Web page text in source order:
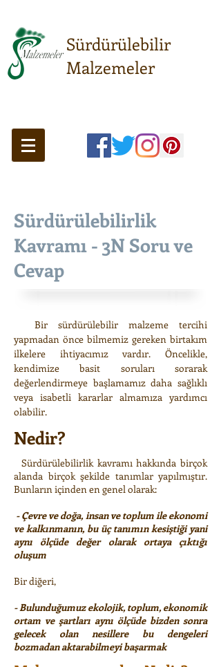
Sürdürülebilir
Malzemeler
Sürdürülebilirlik
Kavramı - 3N Soru ve
Cevap
Bir sürdürülebilir malzeme tercihi
yapmadan önce bilmemiz gereken birtakım
ilkelere ihtiyacımız vardır. Öncelikle,
kendimize basit soruları sorarak
değerlendirmeye başlamamız daha sağlıklı
veya isabetli kararlar almamıza yardımcı
olabilir.
Nedir?
Sürdürülebilirlik kavramı hakkında birçok
alanda birçok şekilde tanımlar yapılmıştır.
Bunların içinden en genel olarak:
- Çevre ve doğa, insan ve toplum ile ekonomi
ve kalkınmanın, bu üç tanımın kesiştiği yani
aynı ölçüde değer olarak ortaya çıktığı
oluşum
Bir diğeri,
- Bulunduğumuz ekolojik, toplum, ekonomik
ortam ve şartları aynı ölçüde bizden sonra
gelecek olan nesillere bu dengeleri
bozmadan aktarabilmeyi başarmak